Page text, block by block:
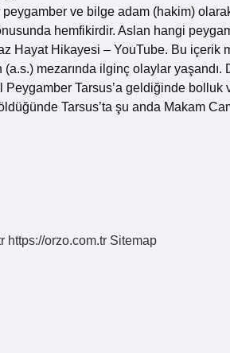
ve bilge adam (hakim)
hemfikirdir. Aslan hangi
Hayat Hikayesi – YouTube. Bu içerik
mezarında ilginç olaylar
Peygamber Tarsus’a geldiğinde bolluk
Tarsus’ta şu anda Makam
https://orzo.com.tr Sitemap